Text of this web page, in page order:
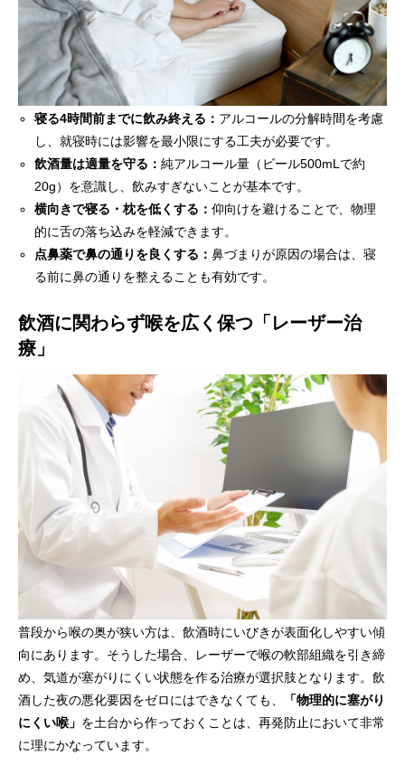
寝る4時間前までに飲み終える： アルコールの分解時間を考慮
し、就寝時には影響を最小限にする工夫が必要です。
飲酒量は適量を守る：純アルコール量（ビール500mLで約
20g）を意識し、飲みすぎないことが基本です。
横向きで寝る・枕を低くする：仰向けを避けることで、物理
的に舌の落ち込みを軽減できます。
点鼻薬で鼻の通りを良くする：鼻づまりが原因の場合は、寝
る前に鼻の通りを整えることも有効です。
飲酒に関わらず喉を広く保つ「レーザー治
療」
普段から喉の奥が狭い方は、飲酒時にいびきが表面化しやすい傾
向にあります。そうした場合、レーザーで喉の軟部組織を引き締
め、気道が塞がりにくい状態を作る治療が選択肢となります。飲
酒した夜の悪化要因をゼロにはできなくても、
「物理的に塞がり
にくい喉」 を土台から作っておくことは、再発防止において非常
に理にかなっています。